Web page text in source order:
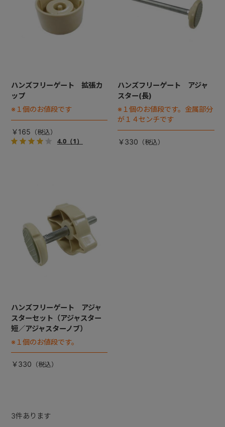
ハンズフリーゲート 拡張カ
ップ
※１個のお値段です
￥165
4.0（1）
ハンズフリーゲート アジャ
スター(長)
※１個のお値段です。金属部分
が１４センチです
￥330
ハンズフリーゲート アジャ
スターセット（アジャスター
短／アジャスターノブ）
※１個のお値段です。
￥330
3件あります